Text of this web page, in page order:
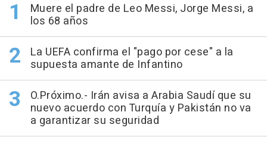
Muere el padre de Leo Messi, Jorge Messi, a
los 68 años
La UEFA confirma el "pago por cese" a la
supuesta amante de Infantino
O.Próximo.- Irán avisa a Arabia Saudí que su
nuevo acuerdo con Turquía y Pakistán no va
a garantizar su seguridad